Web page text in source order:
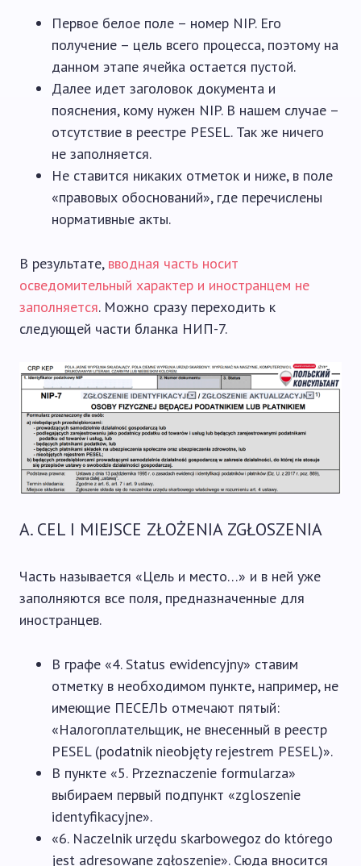
Первое белое поле – номер NIP. Его
получение – цель всего процесса, поэтому на
данном этапе ячейка остается пустой.
Далее идет заголовок документа и
пояснения, кому нужен NIP. В нашем случае –
отсутствие в реестре PESEL. Так же ничего
не заполняется.
Не ставится никаких отметок и ниже, в поле
«правовых обоснований», где перечислены
нормативные акты.
В результате, вводная часть носит
осведомительный характер и иностранцем не
заполняется. Можно сразу переходить к
следующей части бланка НИП-7.
А. CEL I MIEJSCE ZŁOŻENIA ZGŁOSZENIA
Часть называется «Цель и место…» и в ней уже
заполняются все поля, предназначенные для
иностранцев.
В графе «4. Status ewidencyjny» ставим
отметку в необходимом пункте, например, не
имеющие ПЕСЕЛЬ отмечают пятый:
«Налогоплательщик, не внесенный в реестр
PESEL (podatnik nieobjęty rejestrem PESEL)».
В пункте «5. Przeznaczenie formularza»
выбираем первый подпункт «zgloszenie
identyfikacyjne».
«6. Naczelnik urzędu skarbowegoz do którego
jest adresowane zgłoszenie». Сюда вносится